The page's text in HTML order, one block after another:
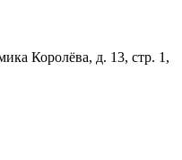
Королёва, д. 13, стр. 1,